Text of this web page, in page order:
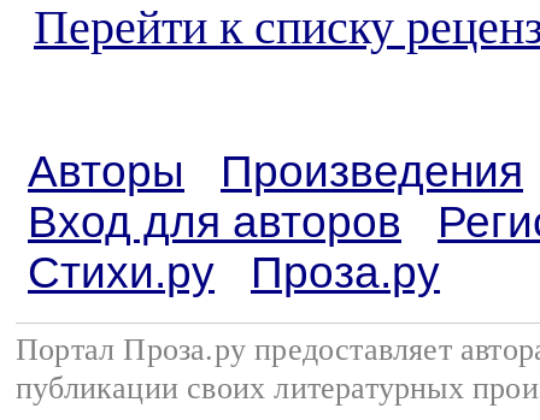
Перейти к списку
Авторы
Произведения
Вход для авторов
Стихи.ру
Проза.ру
Портал Проза.ру предоставляет
публикации своих литературных